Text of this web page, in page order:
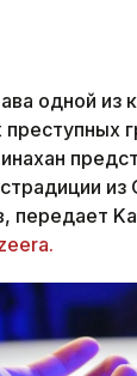
одной из
передает